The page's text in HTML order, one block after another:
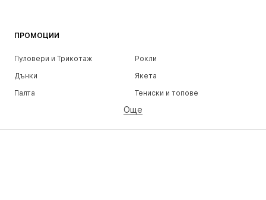
ПРОМОЦИИ
Пуловери и Трикотаж
Рокли
Дънки
Якета
Палта
Тениски и топове
Бельо
Поли
Блузи и туники
Още